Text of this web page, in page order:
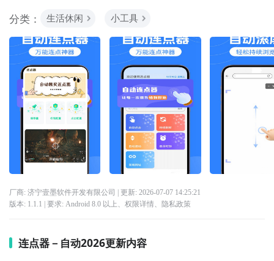
分类：
生活休闲 小工具
厂商: 济宁壹墨软件开发有限公司 | 更新: 2026-07-07 14:25:21
版本: 1.1.1 | 要求: Android 8.0 以上、 权限详情、 隐私政策
连点器－自动2026更新内容